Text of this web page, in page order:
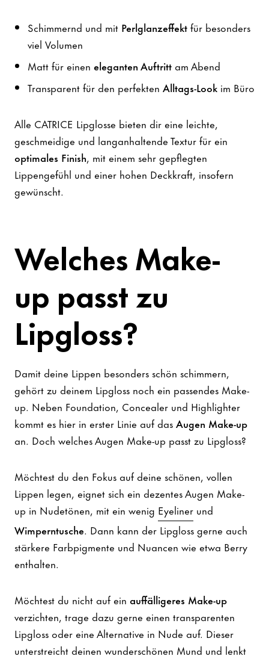
Schimmernd und mit Perlglanzeffektfür besonders
viel Volumen
Matt für einen eleganten Auftritt am Abend
Transparent für den perfekten Alltags-Look im Büro
Alle CATRICE Lipglosse bieten dir eine leichte,
geschmeidige und langanhaltende Textur für ein
optimales Finish, mit einem sehr gepflegten
Lippengefühl und einer hohen Deckkraft, insofern
gewünscht.
Welches Make-
up passt zu
Lipgloss?
Damit deine Lippen besonders schön schimmern,
gehört zu deinem Lipgloss noch ein passendes Make-
up. Neben Foundation, Concealer und Highlighter
kommt es hier in erster Linie auf dasAugen Make-up
an. Doch welches Augen Make-up passt zu Lipgloss?
Möchtest du den Fokus auf deine schönen, vollen
Lippen legen, eignet sich ein dezentes Augen Make-
up in Nudetönen, mit ein wenig Eyeliner und
Wimperntusche. Dann kann der Lipgloss gerne auch
stärkere Farbpigmente und Nuancen wie etwa Berry
enthalten.
Möchtest du nicht auf ein auffälligeres Make-up
verzichten, trage dazu gerne einen transparenten
Lipgloss oder eine Alternative in Nude auf. Dieser
unterstreicht deinen wunderschönen Mund und lenkt